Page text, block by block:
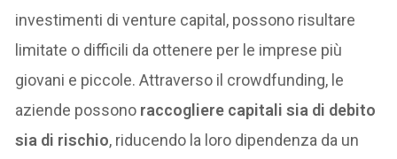
investimenti di venture capital, possono risultare
limitate o difficili da ottenere per le imprese più
giovani e piccole. Attraverso il crowdfunding, le
aziende possono raccogliere capitali sia di debito
sia di rischio, riducendo la loro dipendenza da un